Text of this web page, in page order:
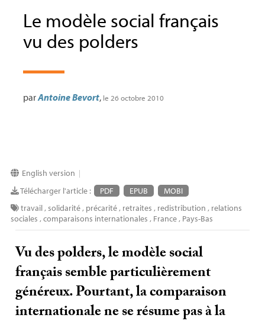
Le modèle social français
vu des polders
parAntoine Bevort, le 26 octobre 2010
English version |
Télécharger l'article : PDF EPUB
MOBI
travail,solidarité, précarité, retraites , redistribution , relations
sociales ,comparaisons internationales , France, Pays-Bas
Vu des polders, le modèle social
français semble particulièrement
généreux. Pourtant, la comparaison
internationale ne se résume pas à la